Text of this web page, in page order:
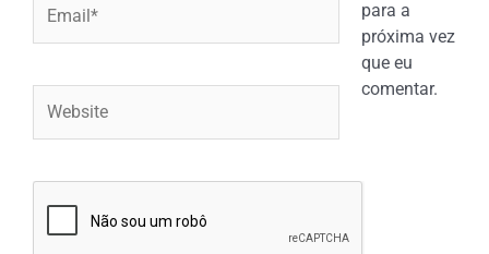
para a
próxima vez
que eu
comentar.